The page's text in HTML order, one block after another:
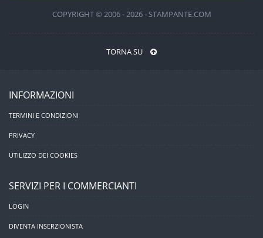
COPYRIGHT © 2006 - 2026 - STAMPANTE.COM
TORNA SU
INFORMAZIONI
TERMINI E CONDIZIONI
PRIVACY
UTILIZZO DEI COOKIES
SERVIZI PER I COMMERCIANTI
LOGIN
DIVENTA INSERZIONISTA